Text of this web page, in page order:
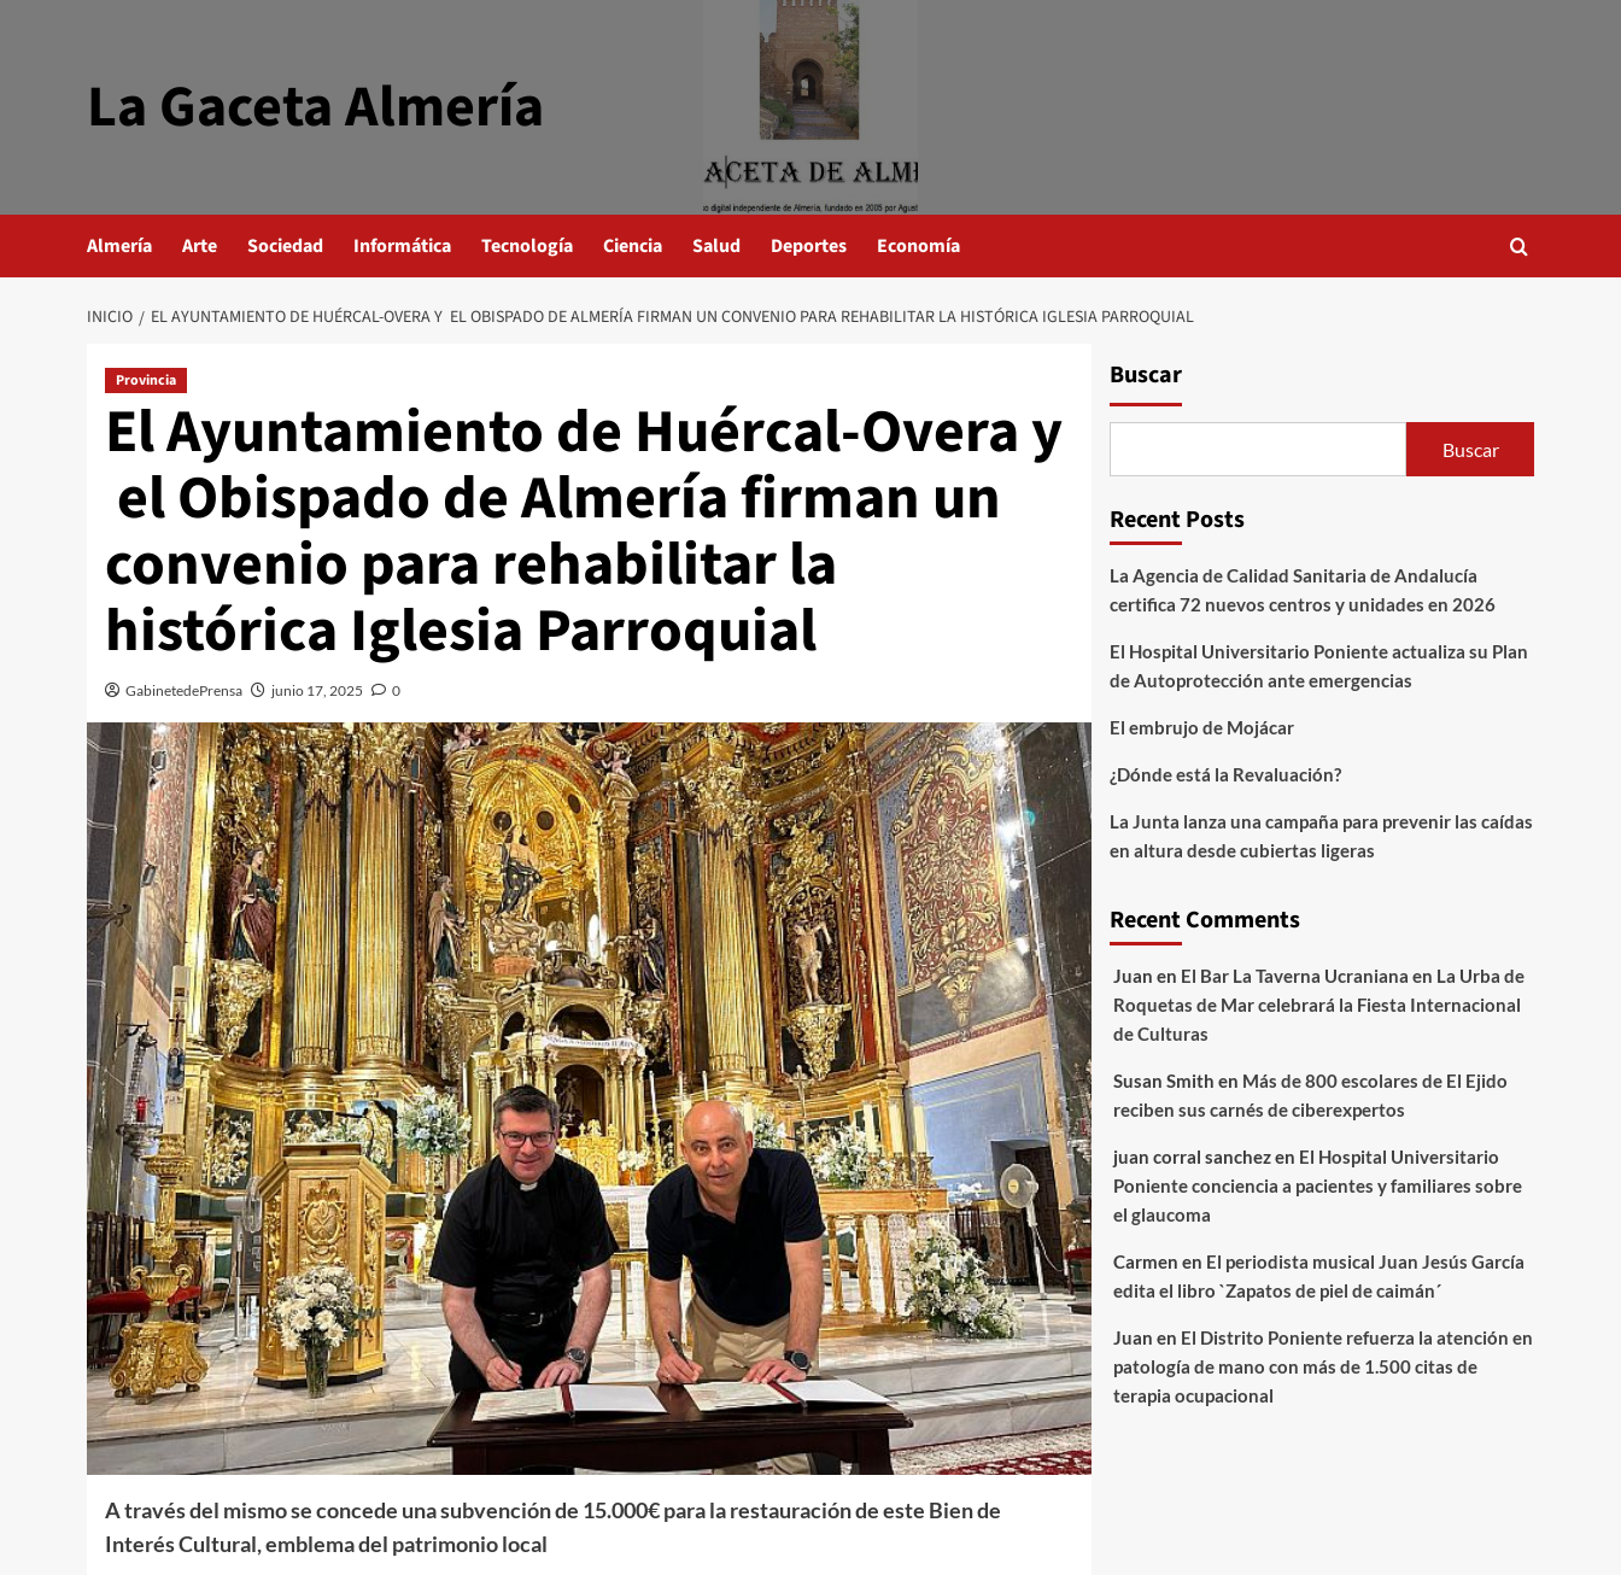
La Gaceta Almería
Almería Arte Sociedad Informática Tecnología Ciencia Salud Deportes Economía
INICIO EL AYUNTAMIENTO DE HUÉRCAL-OVERA Y EL OBISPADO DE ALMERÍA FIRMAN UN CONVENIO PARA REHABILITAR LA HISTÓRICA IGLESIA PARROQUIAL
Provincia
El Ayuntamiento de Huércal-Overa y
el Obispado de Almería firman un
convenio para rehabilitar la
histórica Iglesia Parroquial
GabinetedePrensa junio 17, 2025 0
A través del mismo se concede una subvención de 15.000€ para la restauración de este Bien de
Interés Cultural, emblema del patrimonio local
Buscar
Buscar
Recent Posts
La Agencia de Calidad Sanitaria de Andalucía
certifica 72 nuevos centros y unidades en 2026
El Hospital Universitario Poniente actualiza su Plan
de Autoprotección ante emergencias
El embrujo de Mojácar
¿Dónde está la Revaluación?
La Junta lanza una campaña para prevenir las caídas
en altura desde cubiertas ligeras
Recent Comments
Juan en El Bar La Taverna Ucraniana en La Urba de
Roquetas de Mar celebrará la Fiesta Internacional
de Culturas
Susan Smith en Más de 800 escolares de El Ejido
reciben sus carnés de ciberexpertos
juan corral sanchezen El Hospital Universitario
Poniente conciencia a pacientes y familiares sobre
el glaucoma
Carmen en El periodista musical Juan Jesús García
edita el libro `Zapatos de piel de caimán´
Juan en El Distrito Poniente refuerza la atención en
patología de mano con más de 1.500 citas de
terapia ocupacional